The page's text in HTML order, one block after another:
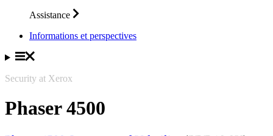
Assistance
Informations et perspectives
Security at Xerox
Phaser 4500